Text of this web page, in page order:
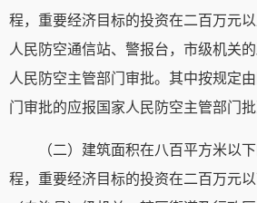
程，重要经济目标的投资在二百万元
人民防空通信站、警报台，市级机关
人民防空主管部门审批。其中按规定
门审批的应报国家人民防空主管部门批
（二）建筑面积在八百平方米以
程，重要经济目标的投资在二百万元